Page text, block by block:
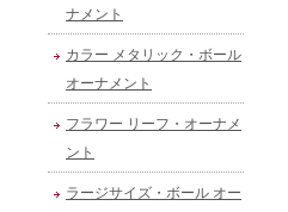
ナメント
カラー メタリック・ボール
オーナメント
フラワー リーフ・オーナメ
ント
ラージサイズ・ボール オー